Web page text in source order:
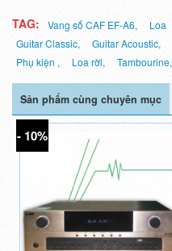
TAG:
Vang số CAF EF-A6, Loa
Guitar Classic,
Guitar Acoustic,
Phụ kiện ,
Loa rời, Tambourine,
Sản phẩm cùng chuyên mục
- 10%